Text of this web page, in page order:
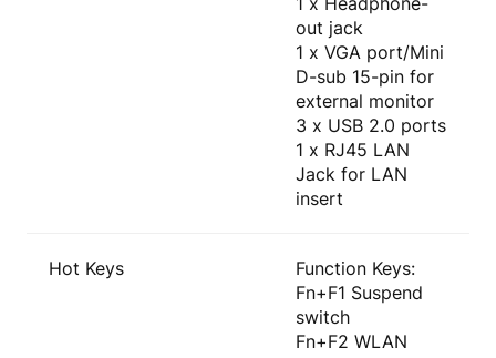
out jack
1 x VGA port/Mini
D-sub 15-pin for
external monitor
3 x USB 2.0 ports
1 x RJ45 LAN
Jack for LAN
insert
Hot Keys
Function Keys:
Fn+F1 Suspend
switch
Fn+F2 WLAN